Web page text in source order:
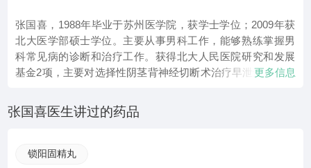
张国喜，1988年毕业于苏州医学院，获学士学位；2009年获
北大医学部硕士学位。主要从事男科工作，能够熟练掌握男
科常见病的诊断和治疗工作。获得北大人民医院研究和发展
基金2项，主要对选择性阴茎背神经切断术治疗早泄进行相关
SCI论文3篇。参与编写书籍6本，是国家级继教教材«男科学
诊断和治疗新进展»副主编，«中国男科疾病诊断和治疗指
更多信息
张国喜医生讲过的药品
锁阳固精丸